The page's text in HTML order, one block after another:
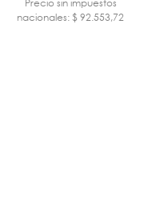
Precio sin impuestos
nacionales: $ 92.553,72